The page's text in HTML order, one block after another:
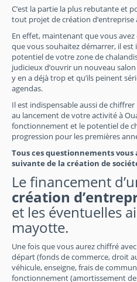
C’est la partie la plus rebutante et
tout projet de création d’entreprise
En effet, maintenant que vous
que vous souhaitez démarrer, il
potentiel de votre zone de
judicieux d’ouvrir un nouveau
y en a déjà trop et qu’ils peinent
agendas.
Il est indispensable aussi de
au lancement de votre activité à
fonctionnement et le potentiel de
progression pour les premières
Tous ces questionnements
suivante de la création de
Le financement
création
et les éventuelles
mayotte.
Une fois que vous aurez chiffré
départ (fonds de commerce, droit
véhicule, enseigne, frais de
fonctionnement (amortissement